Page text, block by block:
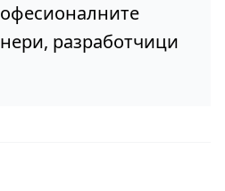
разработчици